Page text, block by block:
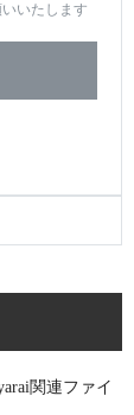
いたします
関連ファイ